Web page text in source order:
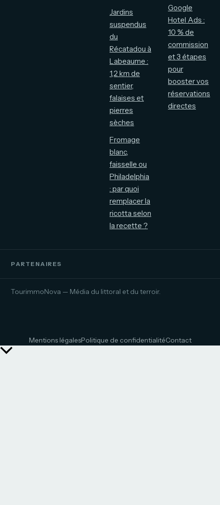
Jardins
suspendus
du
Récatadou à
Labeaume :
1,2 km de
sentier,
falaises et
pierres
sèches
Fromage
blanc,
faisselle ou
Philadelphia
: par quoi
remplacer la
ricotta selon
la recette ?
Google
Hotel Ads :
10 % de
commission
et 3 étapes
pour
booster vos
réservations
directes
PARTENAIRES
TourimmoNova — Média du littoral et du terroir.
Mentions légalesPolitique de confidentialitéContact